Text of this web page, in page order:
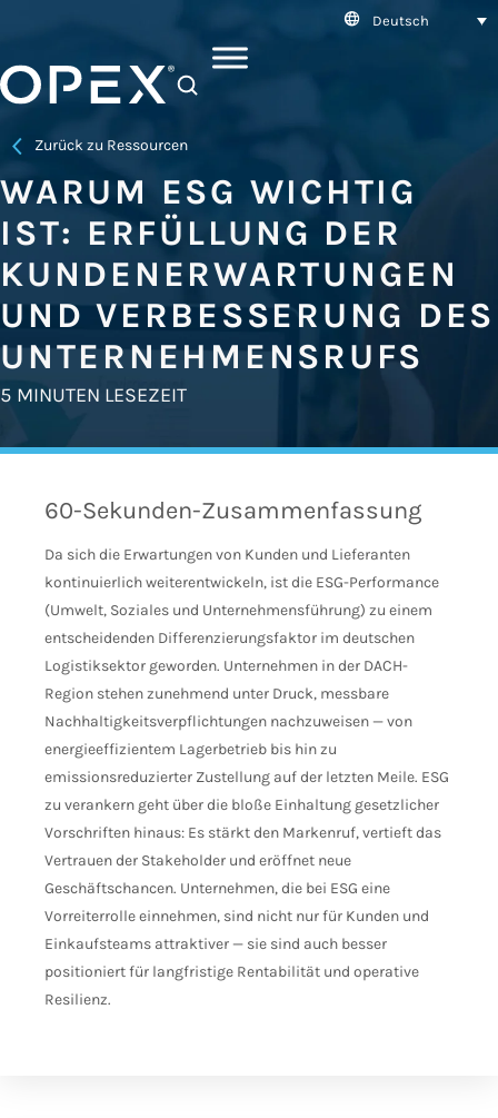
Deutsch
Zurück zu Ressourcen
WARUM ESG WICHTIG
IST: ERFÜLLUNG DER
KUNDENERWARTUNGEN
UND VERBESSERUNG DES
UNTERNEHMENSRUFS
5 MINUTEN LESEZEIT
60-Sekunden-Zusammenfassung
Da sich die Erwartungen von Kunden und Lieferanten
kontinuierlich weiterentwickeln, ist die ESG-Performance
(Umwelt, Soziales und Unternehmensführung) zu einem
entscheidenden Differenzierungsfaktor im deutschen
Logistiksektor geworden. Unternehmen in der DACH-
Region stehen zunehmend unter Druck, messbare
Nachhaltigkeitsverpflichtungen nachzuweisen — von
energieeffizientem Lagerbetrieb bis hin zu
emissionsreduzierter Zustellung auf der letzten Meile. ESG
zu verankern geht über die bloße Einhaltung gesetzlicher
Vorschriften hinaus: Es stärkt den Markenruf, vertieft das
Vertrauen der Stakeholder und eröffnet neue
Geschäftschancen. Unternehmen, die bei ESG eine
Vorreiterrolle einnehmen, sind nicht nur für Kunden und
Einkaufsteams attraktiver — sie sind auch besser
positioniert für langfristige Rentabilität und operative
Resilienz.